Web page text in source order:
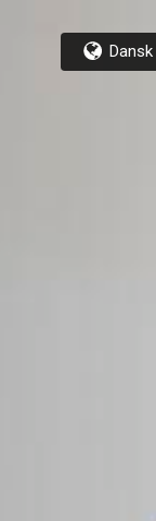
Dansk